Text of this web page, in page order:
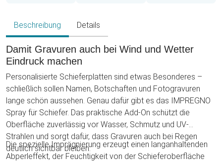
Beschreibung Details
Damit Gravuren auch bei Wind und Wetter
Eindruck machen
Personalisierte Schieferplatten sind etwas Besonderes –
schließlich sollen Namen, Botschaften und Fotogravuren
lange schön aussehen. Genau dafür gibt es das IMPREGNO
Spray für Schiefer. Das praktische Add-On schützt die
Oberfläche zuverlässig vor Wasser, Schmutz und UV-
Strahlen und sorgt dafür, dass Gravuren auch bei Regen
deutlich sichtbar bleiben.
Die spezielle Imprägnierung erzeugt einen langanhaltenden
Abperleffekt, der Feuchtigkeit von der Schieferoberfläche